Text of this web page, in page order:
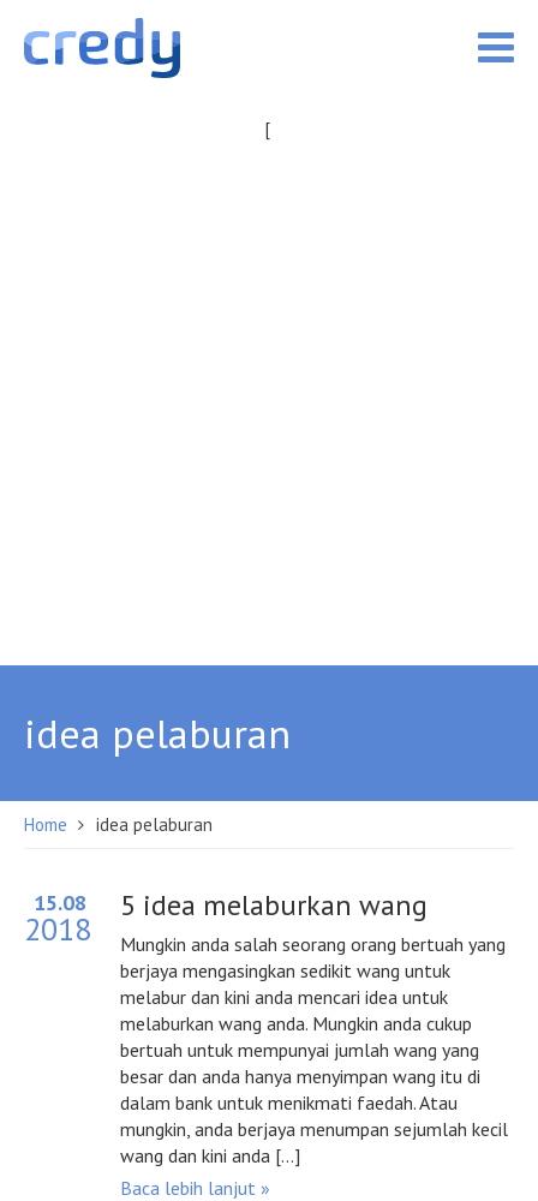
idea pelaburan
Home idea pelaburan
15.08
2018
5 idea melaburkan wang
Mungkin anda salah seorang orang bertuah yang
berjaya mengasingkan sedikit wang untuk
melabur dan kini anda mencari idea untuk
melaburkan wang anda. Mungkin anda cukup
bertuah untuk mempunyai jumlah wang yang
besar dan anda hanya menyimpan wang itu di
dalam bank untuk menikmati faedah. Atau
mungkin, anda berjaya menumpan sejumlah kecil
wang dan kini anda […]
Baca lebih lanjut »